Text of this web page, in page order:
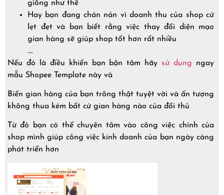
giống như thế
Hay bạn đang chán nản vì doanh thu của shop cứ
lẹt đẹt và bạn biết rằng việc thay đổi diện mạo
gian hàng sẽ giúp shop tốt hơn rất nhiều
….
Nếu đó là điều khiến bạn bận tâm hãy sử dụng ngay
mẫu Shopee Template này và
Biến gian hàng của bạn trông thật tuyệt vời và ấn tượng
không thua kém bất cứ gian hàng nào của đối thủ
Từ đó bạn có thể chuyên tâm vào công việc chính của
shop mình giúp công việc kinh doanh của bạn ngày càng
phát triển hơn